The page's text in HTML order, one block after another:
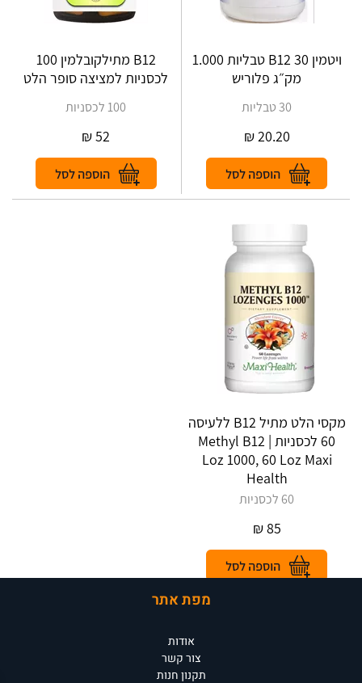
ויטמין B12 30 טבליות 1.000
מק״ג פלוריש
30 טבליות
20.20
₪
B12 מתילקובלמין 100
לכסניות למציצה ‎סופר הלט
100 לכסניות
52
₪
מקסי הלט מתיל B12 ללעיסה
60 לכסניות | Methyl B12
Loz 1000, 60 Loz Maxi
Health
60 לכסניות
85
₪
מפת אתר
אודות
צור קשר
תקנון חנות